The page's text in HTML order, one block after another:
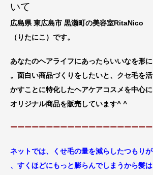
いて
広島県 東広島市 黒瀬町の美容室RitaNico
（りたにこ）です。
あなたのヘアライフにあったらいいなを形に
。面白い商品づくりをしたいと、クセ毛を活
かすことに特化したヘアケアコスメを中心に
オリジナル商品を販売しています^ ^
ーーーーーーーーーーーーーーーーーーーー
ネットでは、くせ毛の量を減らしたつもりが
、すくほどにもっと膨らんでしまうから髪は